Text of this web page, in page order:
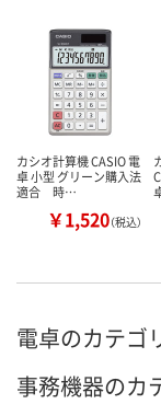
カシオ計算機 CASIO 電
卓 小型 グリーン購入法
適合 時…
￥1,520（税込）
電卓のカテゴ
事務機器のカ